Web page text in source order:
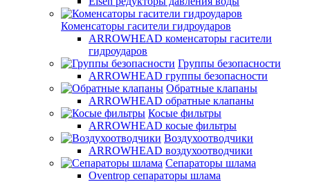
Коменсаторы гасители гидроударов
ARROWHEAD коменсаторы гасители
гидроударов
Группы безопасности
ARROWHEAD группы безопасности
Обратные клапаны
ARROWHEAD обратные клапаны
Косые фильтры
ARROWHEAD косые фильтры
Воздухоотводчики
ARROWHEAD воздухоотводчики
Сепараторы шлама
Oventrop cепараторы шлама